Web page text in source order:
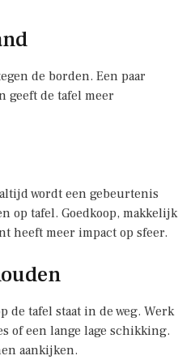
de borden. Een paar
geeft de tafel meer
wordt een gebeurtenis
op tafel. Goedkoop, makkelijk
heeft meer impact op sfeer.
de tafel staat in de weg. Werk
of een lange lage schikking.
aankijken.